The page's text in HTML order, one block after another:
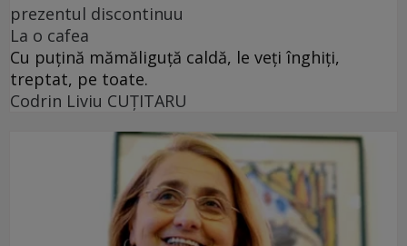
prezentul discontinuu
La o cafea
Cu puţină mămăliguţă caldă, le veţi înghiţi,
treptat, pe toate.
Codrin Liviu CUŢITARU